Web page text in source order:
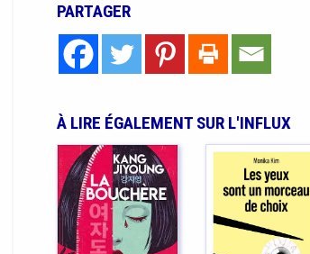
PARTAGER
À LIRE ÉGALEMENT SUR L'INFLUX